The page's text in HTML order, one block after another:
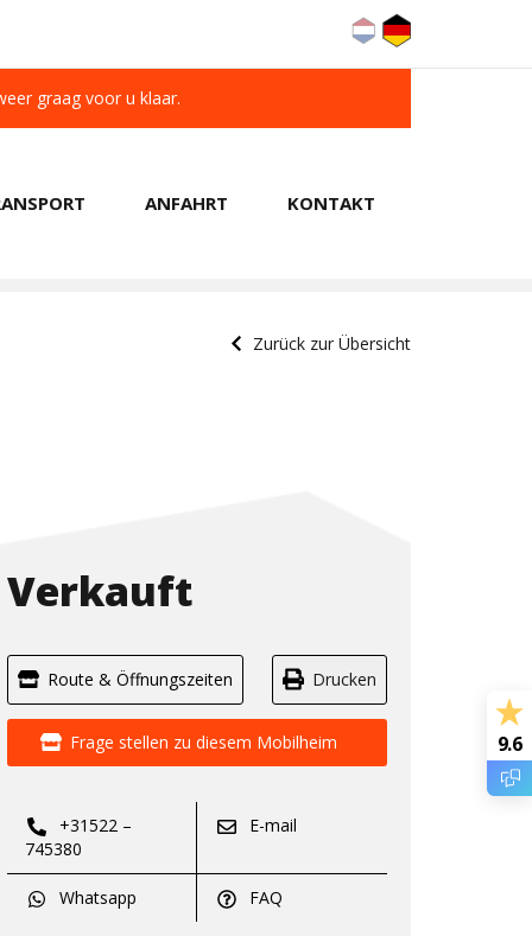
graag voor u klaar.
ANFAHRT KONTAKT
Zurück zur Übersicht
Verkauft
Route & Öffnungszeiten Drucken
Frage stellen zu diesem Mobilheim
+31522 –
745380
E-mail
Whatsapp FAQ
9.6